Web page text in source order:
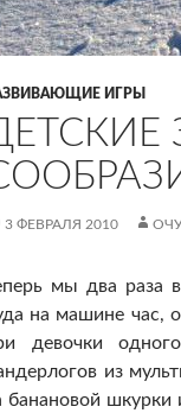
ИГРЫ
3 ФЕВРАЛЯ 2010
мы два раза
на машине час,
девочки
из
банановой шкурки